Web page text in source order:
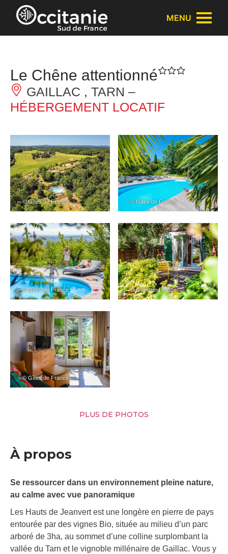
Panneau de gestion des cookies
MENU
Le Chêne attentionné
GAILLAC , TARN –
HÉBERGEMENT LOCATIF
– © Gîtes de France – © Gîtes de France
– © Gîtes de France – © Gîtes de France
– © Gîtes de France
PLUS DE PHOTOS
À propos
Se ressourcer dans un environnement pleine nature,
au calme avec vue panoramique
Les Hauts de Jeanvert est une longère en pierre de pays
entourée par des vignes Bio, située au milieu d’un parc
arboré de 3ha, au sommet d’une colline surplombant la
vallée du Tarn et le vignoble millénaire de Gaillac. Vous y